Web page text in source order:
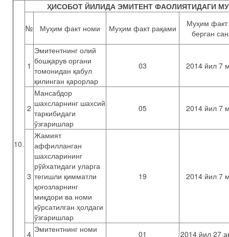
10.
ҲИСОБОТ ЙИЛИДА ЭМИТЕНТ ФАОЛИЯТИДАГИ
№ Муҳим факт номи Муҳим факт рақами
Муҳим
берган
1
Эмитентнинг олий
бошқарув органи
томонидан қабул
қилинган қарорлар
03 2014 йил 7
2
Мансабдор
шахсларнинг шахсий
таркибидаги
ўзгаришлар
05 2014 йил 7
3
Жамият
аффилланган
шахсларининг
рўйхатидаги уларга
тегишли қимматли
қоғозларнинг
миқдори ва номи
кўрсатилган ҳолдаги
ўзгаришлар
19 2014 йил 7
4 Эмитентнинг номи
01 2014 йил 27